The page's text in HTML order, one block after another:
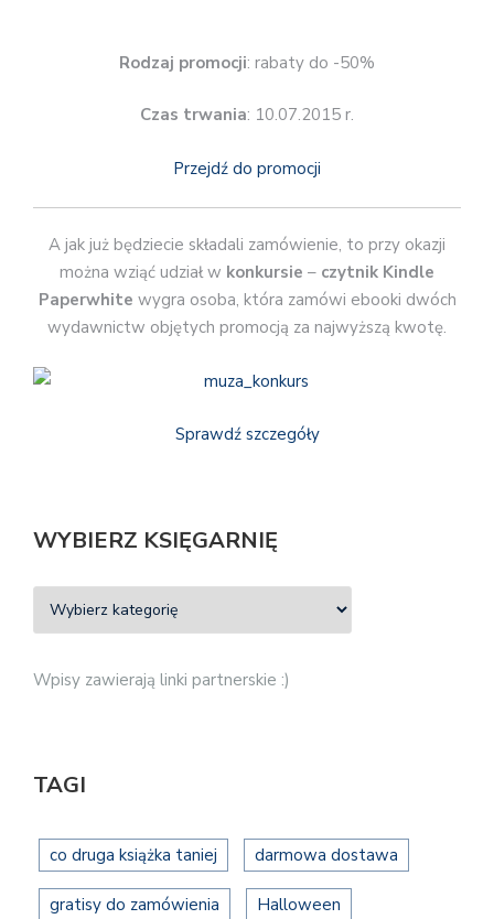
Rodzaj promocji: rabaty do -50%
Czas trwania: 10.07.2015 r.
Przejdź do promocji
A jak już będziecie składali zamówienie, to przy okazji
można wziąć udział w konkursie – czytnik Kindle
Paperwhite wygra osoba, która zamówi ebooki dwóch
wydawnictw objętych promocją za najwyższą kwotę.
Sprawdź szczegóły
WYBIERZ KSIĘGARNIĘ
Wpisy zawierają linki partnerskie :)
TAGI
co druga książka taniej darmowa dostawa
gratisy do zamówienia Halloween